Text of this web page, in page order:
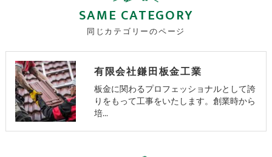
同じカテゴリーのページ
SAME CATEGORY
有限会社鎌田板金工業
板金に関わるプロフェッショナルとして誇
りをもって工事をいたします。創業時から
培…